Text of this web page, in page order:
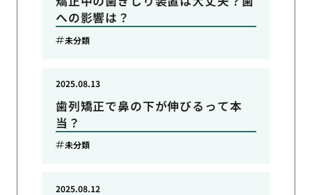
への影響は？
未分類
歯列矯正で鼻の下が伸びるって本
当？
2025.08.13
未分類
2025.08.12